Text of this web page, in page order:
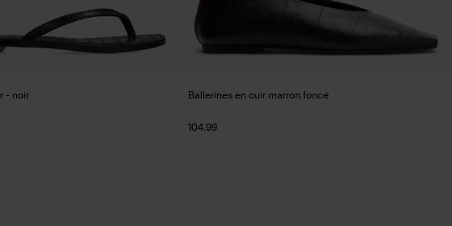
- noir Ballerines en cuir marron foncé
104.99